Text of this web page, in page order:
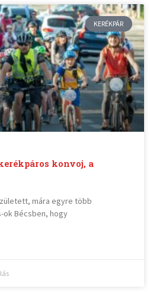
KERÉKPÁR
konvoj, a
mára egyre több
ok Bécsben, hogy